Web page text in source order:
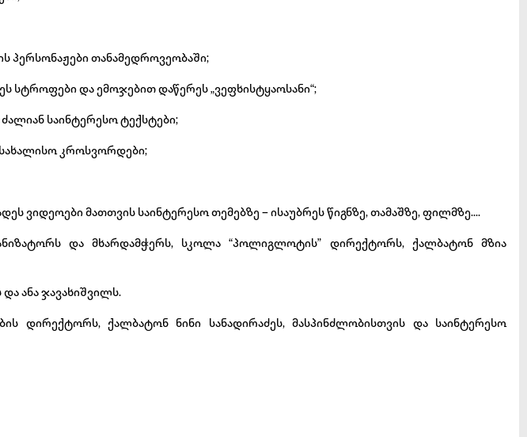
პერსონაჟები თანამედროვეობაში;
სტროფები და ემოჯებით დაწერეს „ვეფხისტყაოსანი“;
საინტერესო ტექსტები;
სახალისო კროსვორდები;
ვიდეოები მათთვის საინტერესო თემებზე – ისაუბრეს წიგნზე, თამაშზე, ფილმზე….
და მხარდამჭერს, სკოლა “პოლიგლოტის” დირექტორს, ქალბატონ მზია
ანა ჯავახიშვილს.
დირექტორს, ქალბატონ ნინი სანადირაძეს, მასპინძლობისთვის და საინტერესო